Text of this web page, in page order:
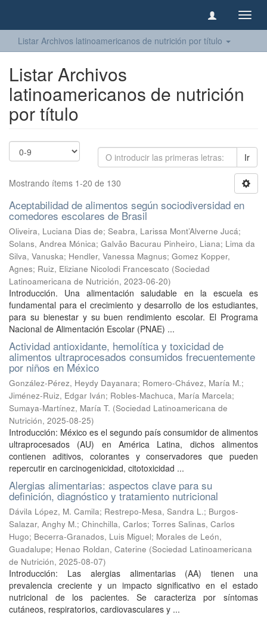
Listar Archivos latinoamericanos de nutrición por título
Listar Archivos
latinoamericanos de nutrición
por título
Ir
Mostrando ítems 1-20 de 130
Aceptabilidad de alimentos según sociodiversidad en
comedores escolares de Brasil
Oliveira, Luciana Dias de; Seabra, Larissa Mont’Alverne Jucá;
Solans, Andrea Mónica; Galvão Bacurau Pinheiro, Liana; Lima da
Silva, Vanuska; Hendler, Vanessa Magnus; Gomez Kopper,
Agnes; Ruiz, Eliziane Nicolodi Francescato (Sociedad
Latinoamericana de Nutrición, 2023-06-20)
Introducción. Una alimentación saludable en la escuela es
fundamental para el crecimiento y desarrollo de los estudiantes,
para su bienestar y su buen rendimiento escolar. El Programa
Nacional de Alimentación Escolar (PNAE) ...
Actividad antioxidante, hemolítica y toxicidad de
alimentos ultraprocesados consumidos frecuentemente
por niños en México
González-Pérez, Heydy Dayanara; Romero-Chávez, María M.;
Jiménez-Ruiz, Edgar Iván; Robles-Machuca, María Marcela;
Sumaya-Martínez, María T. (Sociedad Latinoamericana de
Nutrición, 2025-08-25)
Introducción: México es el segundo país consumidor de alimentos
ultraprocesados (AU) en América Latina, dichos alimentos
contienen aditivos, colorantes y conservadores que pueden
repercutir en carcinogenicidad, citotoxicidad ...
Alergias alimentarias: aspectos clave para su
definición, diagnóstico y tratamiento nutricional
Dávila López, M. Camila; Restrepo-Mesa, Sandra L.; Burgos-
Salazar, Anghy M.; Chinchilla, Carlos; Torres Salinas, Carlos
Hugo; Becerra-Granados, Luis Miguel; Morales de León,
Guadalupe; Henao Roldan, Caterine (Sociedad Latinoamericana
de Nutrición, 2025-08-07)
Introducción: Las alergias alimentarias (AA) tienen una
prevalencia creciente y un impacto significativo en el estado
nutricional de los pacientes. Se caracteriza por síntomas
cutáneos, respiratorios, cardiovasculares y ...